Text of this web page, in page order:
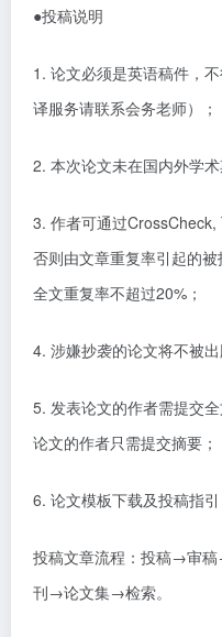
●投稿说明
1. 论文必须是英语稿件，
译服务请联系会务老师）；
2. 本次论文未在国内外学
3. 作者可通过CrossCheck,
否则由文章重复率引起的
全文重复率不超过20% ；
4. 涉嫌抄袭的论文将不被
5. 发表论文的作者需提交
论文的作者只需提交摘要；
6. 论文模板下载及投稿指
投稿文章流程：投稿→审
刊→论文集→检索。